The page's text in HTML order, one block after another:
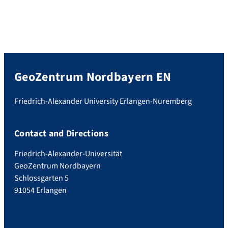
GeoZentrum Nordbayern EN
Friedrich-Alexander University Erlangen-Nuremberg
Contact and Directions
Friedrich-Alexander-Universität
GeoZentrum Nordbayern
Schlossgarten 5
91054 Erlangen